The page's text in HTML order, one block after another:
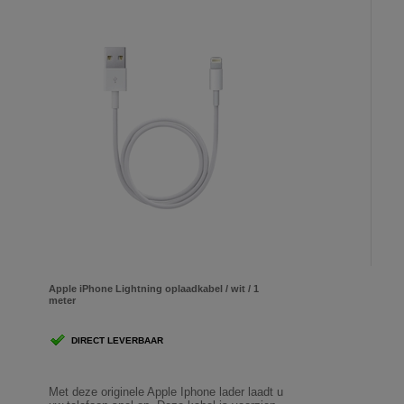
Apple iPhone Lightning oplaadkabel / wit / 1
meter
DIRECT LEVERBAAR
Met deze originele Apple Iphone lader laadt u